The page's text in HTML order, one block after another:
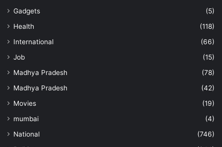
Gadgets
(5)
Health
(118)
International
(66)
Job
(15)
Madhya Pradesh
(78)
Madhya Pradesh
(42)
Movies
(19)
mumbai
(4)
National
(746)